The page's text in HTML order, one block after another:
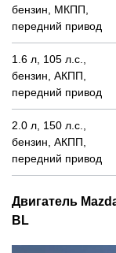
бензин, МКПП,
передний привод
1.6 л, 105 л.с.,
бензин, АКПП,
передний привод
2.0 л, 150 л.с.,
бензин, АКПП,
передний привод
Двигатель
BL